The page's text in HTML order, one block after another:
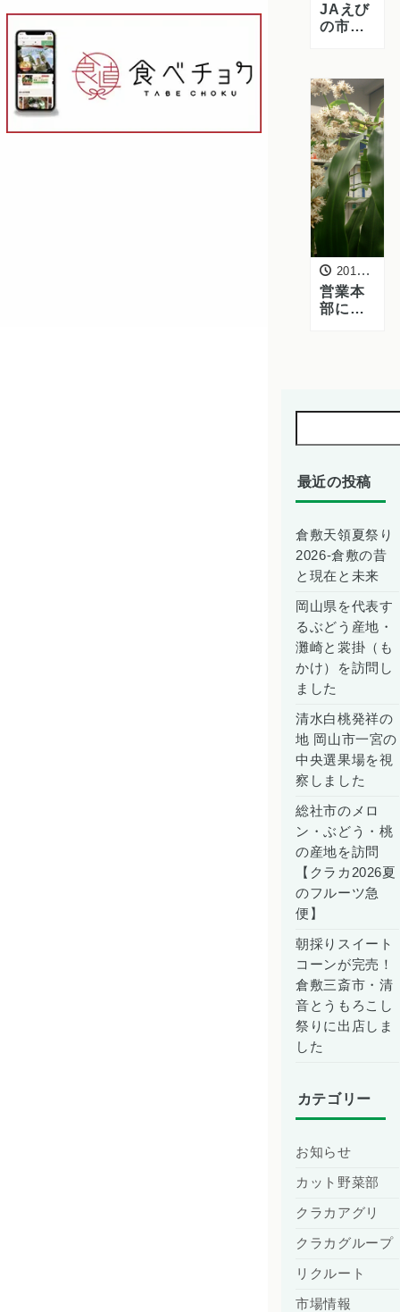
JAえび
の市・
皆様が
ご来社
ー夏秋
キャベ
ツの契
約継続
と新た
な連携
へ
2015年6月1日
営業本
部にあ
最近の投稿
倉敷天領夏祭り
2026-倉敷の昔
と現在と未来
岡山県を代表す
るぶどう産地・
灘崎と裳掛（も
かけ）を訪問し
ました
清水白桃発祥の
地 岡山市一宮の
中央選果場を視
察しました
総社市のメロ
ン・ぶどう・桃
の産地を訪問
【クラカ2026夏
のフルーツ急
便】
朝採りスイート
コーンが完売！
倉敷三斎市・清
音とうもろこし
祭りに出店しま
した
カテゴリー
お知らせ
カット野菜部
クラカアグリ
クラカグループ
リクルート
市場情報